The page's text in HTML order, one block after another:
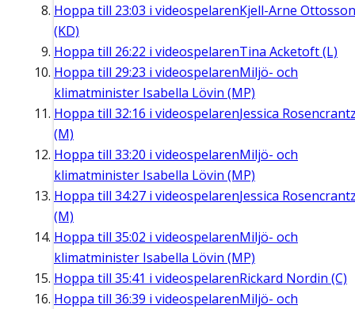
Hoppa till 23:03 i videospelarenKjell-Arne Ottosson
(KD)
Hoppa till 26:22 i videospelarenTina Acketoft (L)
Hoppa till 29:23 i videospelarenMiljö- och
klimatminister Isabella Lövin (MP)
Hoppa till 32:16 i videospelarenJessica
(M)
Hoppa till 33:20 i videospelarenMiljö- och
klimatminister Isabella Lövin (MP)
Hoppa till 34:27 i videospelarenJessica
(M)
Hoppa till 35:02 i videospelarenMiljö- och
klimatminister Isabella Lövin (MP)
Hoppa till 35:41 i videospelarenRickard Nordin (C)
Hoppa till 36:39 i videospelarenMiljö- och